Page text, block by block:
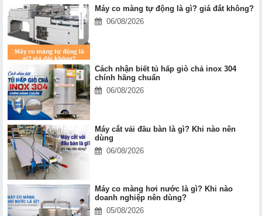
Máy co màng tự động là gì? giá đắt không?
06/08/2026
Cách nhận biết tủ hấp giò chả inox 304
chính hãng chuẩn
06/08/2026
Máy cắt vải đầu bàn là gì? Khi nào nên
dùng
06/08/2026
Máy co màng hơi nước là gì? Khi nào
doanh nghiệp nên dùng?
05/08/2026